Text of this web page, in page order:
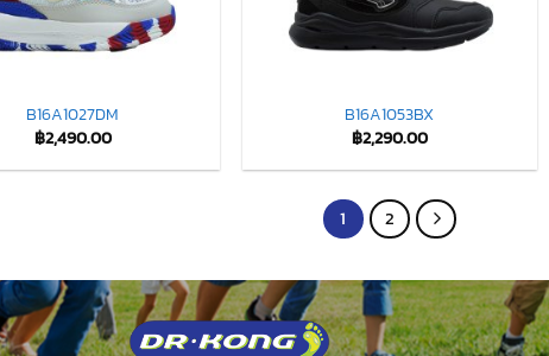
B16A1027DM
฿2,490.00
B16A1053BX
฿2,290.00
1 2